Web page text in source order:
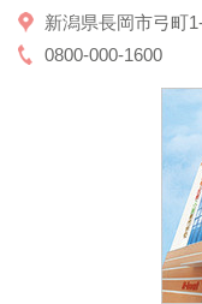
新潟県長岡市弓町
0800-000-1600